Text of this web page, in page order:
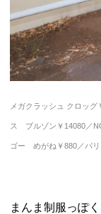
メガクラッシュ クロッ
ス ブルゾン￥14080／
ゴー めがね￥880／パ
まんま制服っぽ